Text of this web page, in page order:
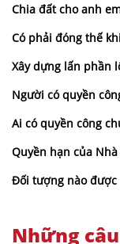
Chia đất cho anh
Có phải đóng thế
Xây dựng lấn phần
Người có quyền
Ai có quyền công
Quyền hạn của
Đối tượng nào
Những